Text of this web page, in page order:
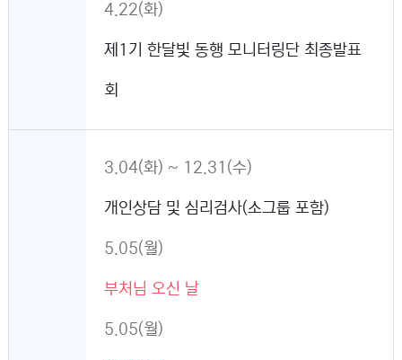
4.22(화)
제1기 한달빛 동행 모니터링단 최종발표
회
3.04(화) ~ 12.31(수)
개인상담 및 심리검사(소그룹 포함)
5.05(월)
부처님 오신 날
5.05(월)